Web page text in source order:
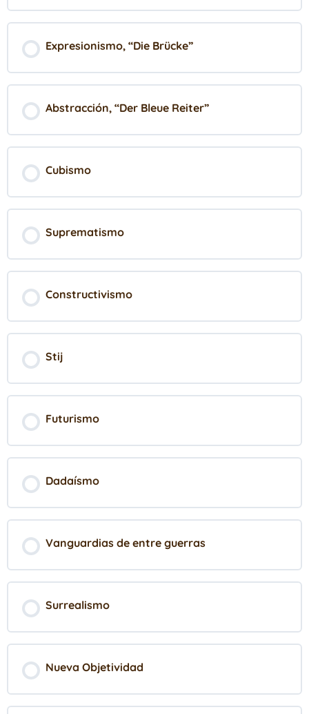
Expresionismo, “Die Brücke”
Abstracción, “Der Bleue Reiter”
Cubismo
Suprematismo
Constructivismo
Stij
Futurismo
Dadaísmo
Vanguardias de entre guerras
Surrealismo
Nueva Objetividad